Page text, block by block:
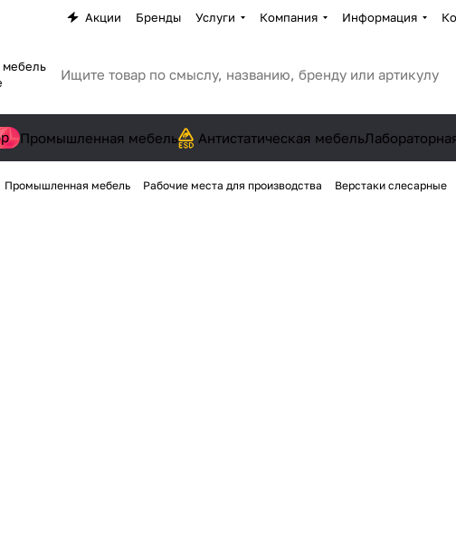
Акции Бренды Услуги Компания Информация
Промышленная мебель Антистатическая мебель
Промышленная мебель Рабочие места для производства Верстаки слесарные